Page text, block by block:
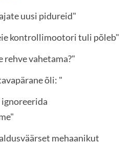
uusi pidureid"
kontrollimootori tuli põleb"
vahetama?"
õli: "
mehaanikut